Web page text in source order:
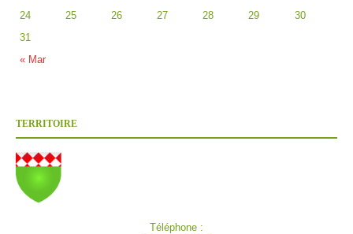
« Mar
24
25 26 27 28 29
30
31
TERRITOIRE
Téléphone :